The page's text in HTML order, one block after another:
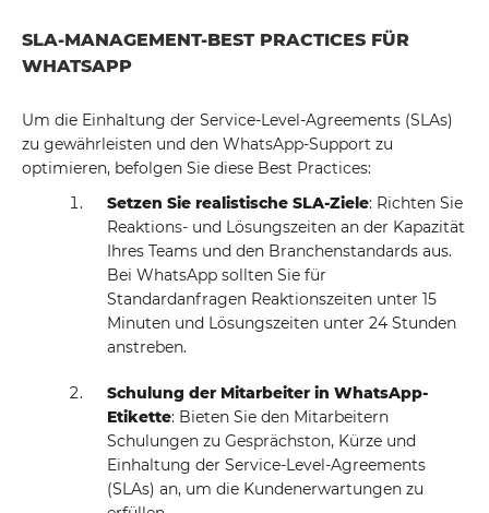
SLA-MANAGEMENT-BEST PRACTICES FÜR
WHATSAPP
Um die Einhaltung der Service-Level-Agreements (SLAs)
zu gewährleisten und den WhatsApp-Support zu
optimieren, befolgen Sie diese Best Practices:
Setzen Sie realistische SLA-Ziele: Richten Sie
Reaktions- und Lösungszeiten an der Kapazität
Ihres Teams und den Branchenstandards aus.
Bei WhatsApp sollten Sie für
Standardanfragen Reaktionszeiten unter 15
Minuten und Lösungszeiten unter 24 Stunden
anstreben.
Schulung der Mitarbeiter in WhatsApp-
Etikette: Bieten Sie den Mitarbeitern
Schulungen zu Gesprächston, Kürze und
Einhaltung der Service-Level-Agreements
(SLAs) an, um die Kundenerwartungen zu